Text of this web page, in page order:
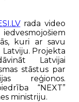
rada video
kuri ar savu
Projekta
Latvijai
stāstus par
reģionos.
“NEXT”
ministriju.